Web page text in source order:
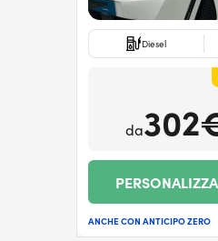
Diesel
da
ANCHE CON ANTICIPO ZERO